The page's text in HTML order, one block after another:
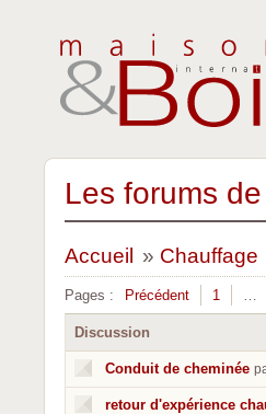
Les forums
Accueil » Chauffage
Pages : Précédent 1 …
Discussion
Conduit de cheminée
retour d'expérience